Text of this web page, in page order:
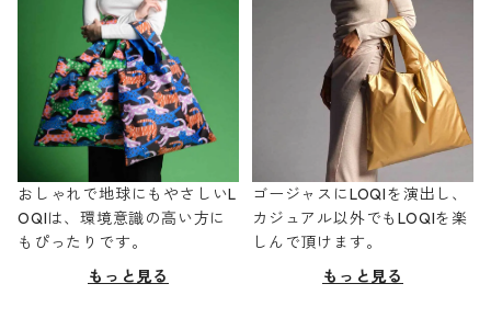
おしゃれで地球にもやさしいL
OQIは、環境意識の高い方に
もぴったりです。
もっと見る
ゴージャスにLOQIを演出し、
カジュアル以外でもLOQIを楽
しんで頂けます。
もっと見る